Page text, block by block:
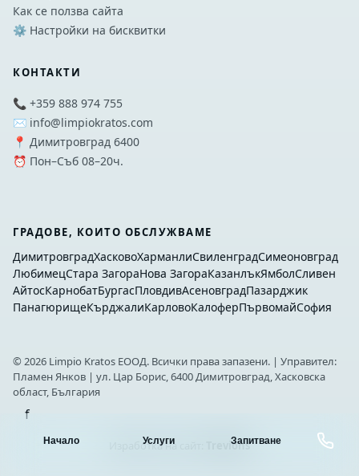
Как се ползва сайта
⚙️ Настройки на бисквитки
КОНТАКТИ
📞 +359 888 974 755
✉️ info@limpiokratos.com
📍 Димитровград 6400
⏰ Пон–Съб 08–20ч.
ГРАДОВЕ, КОИТО ОБСЛУЖВАМЕ
ДимитровградХасковоХарманлиСвиленградСимеоновград
ЛюбимецСтара ЗагораНова ЗагораКазанлъкЯмболСливен
АйтосКарнобатБургасПловдивАсеновградПазарджик
ПанагюрищеКърджалиКарловоКалоферПървомайСофия
© 2026 Limpio Kratos ЕООД. Всички права запазени. | Управител:
Пламен Янков | ул. Цар Борис, 6400 Димитровград, Хасковска
област, България
f
Изработка на сайт: Trevions
Начало Услуги Запитване